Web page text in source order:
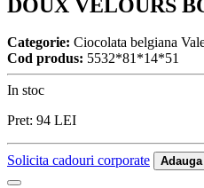
DOUX VELOURS
Categorie: Ciocolata belgiana
Cod produs: 5532*81*14*51
In stoc
Pret: 94 LEI
Solicita cadouri corporate